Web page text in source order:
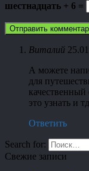
шестнадцать + 6 =
Виталий
А можете
для
это узнать и
Ответить
Search for:
Свежие записи